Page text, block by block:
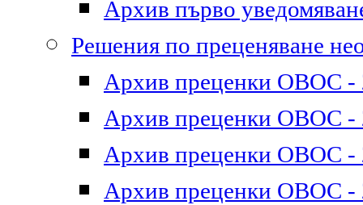
Архив първо
Решения по преценяване
Архив преценки ОВОС -
Архив преценки ОВОС -
Архив преценки ОВОС -
Архив преценки ОВОС -